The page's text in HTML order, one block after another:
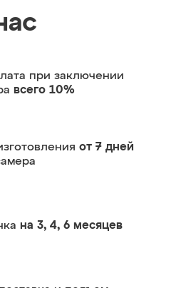
при заключении
всего 10%
от 7 дней
на 3, 4, 6 месяцев